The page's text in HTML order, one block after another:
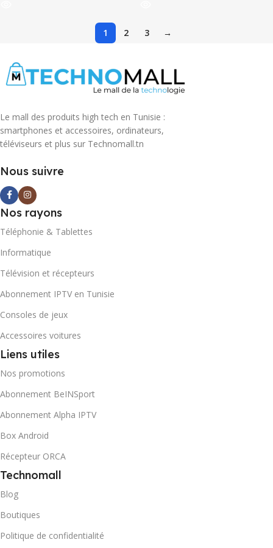
1 2 3 →
Le mall des produits high tech en Tunisie :
smartphones et accessoires, ordinateurs,
téléviseurs et plus sur Technomall.tn
Nous suivre
Nos rayons
Téléphonie & Tablettes
Informatique
Télévision et récepteurs
Abonnement IPTV en Tunisie
Consoles de jeux
Accessoires voitures
Liens utiles
Nos promotions
Abonnement BeINSport
Abonnement Alpha IPTV
Box Android
Récepteur ORCA
Technomall
Blog
Boutiques
Politique de confidentialité